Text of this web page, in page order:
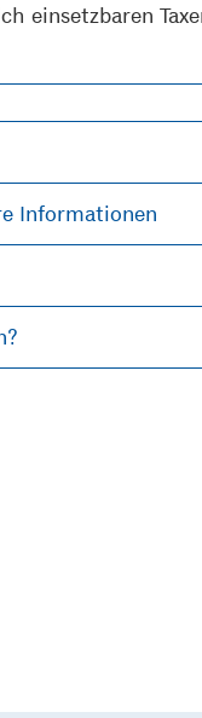
einsetzbaren
Informationen